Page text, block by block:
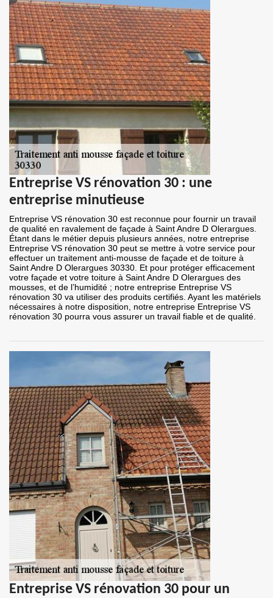
Entreprise VS rénovation 30 : une
entreprise minutieuse
Entreprise VS rénovation 30 est reconnue pour fournir un travail
de qualité en ravalement de façade à Saint Andre D Olerargues.
Étant dans le métier depuis plusieurs années, notre entreprise
Entreprise VS rénovation 30 peut se mettre à votre service pour
effectuer un traitement anti-mousse de façade et de toiture à
Saint Andre D Olerargues 30330. Et pour protéger efficacement
votre façade et votre toiture à Saint Andre D Olerargues des
mousses, et de l’humidité ; notre entreprise Entreprise VS
rénovation 30 va utiliser des produits certifiés. Ayant les matériels
nécessaires à notre disposition, notre entreprise Entreprise VS
rénovation 30 pourra vous assurer un travail fiable et de qualité.
Entreprise VS rénovation 30 pour un